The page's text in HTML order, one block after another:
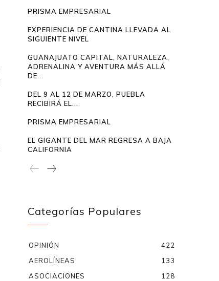
PRISMA EMPRESARIAL
EXPERIENCIA DE CANTINA LLEVADA AL
SIGUIENTE NIVEL
GUANAJUATO CAPITAL, NATURALEZA,
ADRENALINA Y AVENTURA MÁS ALLÁ
DE...
DEL 9 AL 12 DE MARZO, PUEBLA
RECIBIRÁ EL...
PRISMA EMPRESARIAL
EL GIGANTE DEL MAR REGRESA A BAJA
CALIFORNIA
Categorías Populares
OPINIÓN
422
AEROLÍNEAS
133
ASOCIACIONES
128